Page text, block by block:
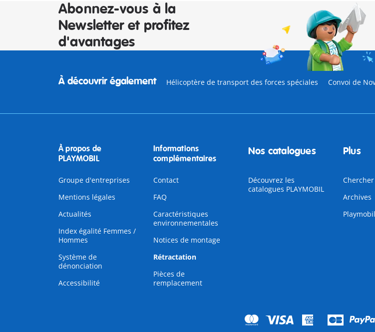
Abonnez-vous à la
Newsletter et profitez
d'avantages
À découvrir également Hélicoptère de transport des forces spéciales Convoi de
À propos de
PLAYMOBIL
Groupe d'entreprises
Mentions légales
Actualités
Index égalité Femmes /
Hommes
Système de
dénonciation
Accessibilité
Informations
complémentaires
Contact
FAQ
Caractéristiques
environnementales
Notices de montage
Rétractation
Pièces de
remplacement
Nos catalogues
Découvrez les
catalogues PLAYMOBIL
Plus
Archives